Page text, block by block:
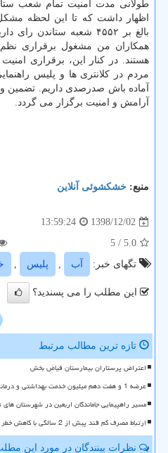
طولانی مدت امنیت تمام شعب
اظهار داشت كه تا این لحظه مشكل
همكاران من مشغول برقراری نظم
هستند. در كنار این، برقراری
مردم در كلانتری ها و پلیس
آماده باش صدرصدی داریم. تضمین و
آرامش و امنیت برگزار می گردد.
منبع: خشكشوئی آنلاین
1398/12/02
13:59:24
5.0
/ 5
تگهای خبر:
آب , پلیس ,
این مطلب را می پسندید؟
تازه ترین مطالب مرتبط
اعتراض پرستاران بیمارستان فیاض بخش
عرضه 1 و هفت دهم میلیون خدمت بهداشتی و درمانی به زائرین اربعین
مسیر راهپیمایی جاماندگان اربعین در شهرستان های
ارتباط مصرف کم قند پیش از 2 سالگی با کاهش خطر آلزایمر
نظرات بینندگان در مورد این